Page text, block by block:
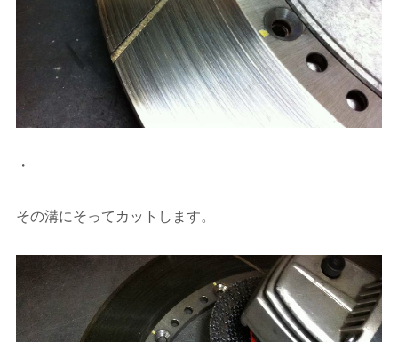
・
その溝にそってカットします。